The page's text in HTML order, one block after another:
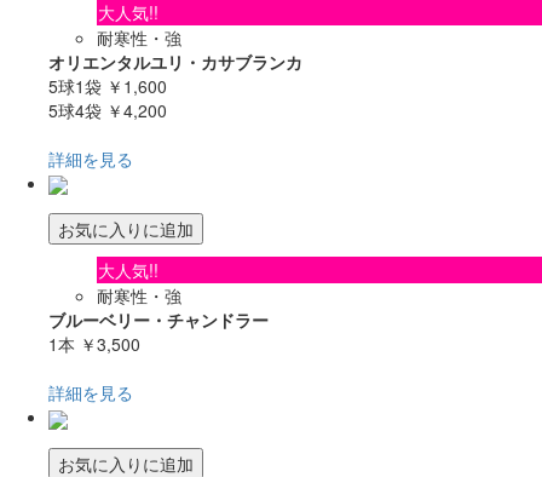
大人気!!
耐寒性・強
オリエンタルユリ・カサブランカ
5球1袋 ￥1,600
5球4袋 ￥4,200
詳細を見る
お気に入りに追加
大人気!!
耐寒性・強
ブルーベリー・チャンドラー
1本 ￥3,500
詳細を見る
お気に入りに追加